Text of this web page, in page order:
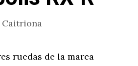
Caitriona
ruedas de la marca